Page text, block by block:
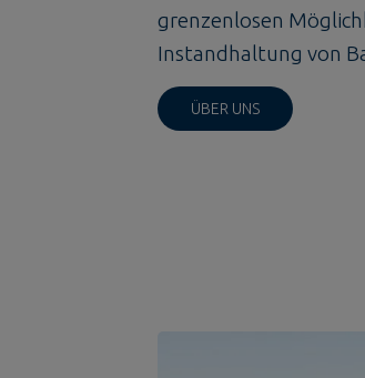
grenzenlosen
Instandhaltung von
ÜBER UNS